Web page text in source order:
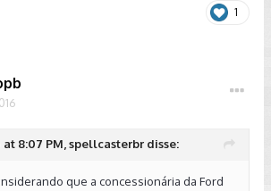
1
at 8:07 PM, spellcasterbr disse:
que a concessionária da Ford